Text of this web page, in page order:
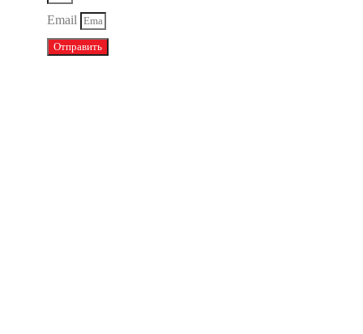
Email
Отправить